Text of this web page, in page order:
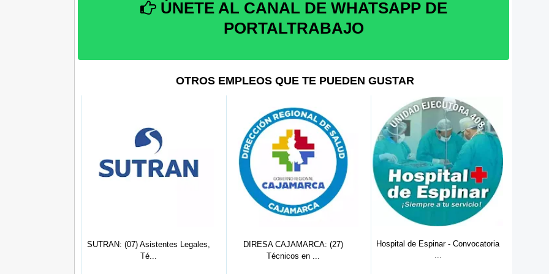
ÚNETE AL CANAL DE WHATSAPP DE
PORTALTRABAJO
OTROS EMPLEOS QUE TE PUEDEN GUSTAR
SUTRAN: (07) Asistentes Legales,
Té...
DIRESA CAJAMARCA: (27)
Técnicos en ...
Hospital de Espinar - Convocatoria